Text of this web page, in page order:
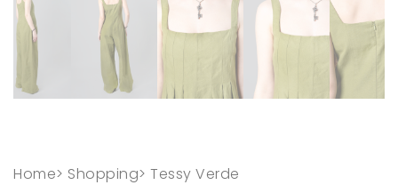
Home> Shopping> Tessy Verde